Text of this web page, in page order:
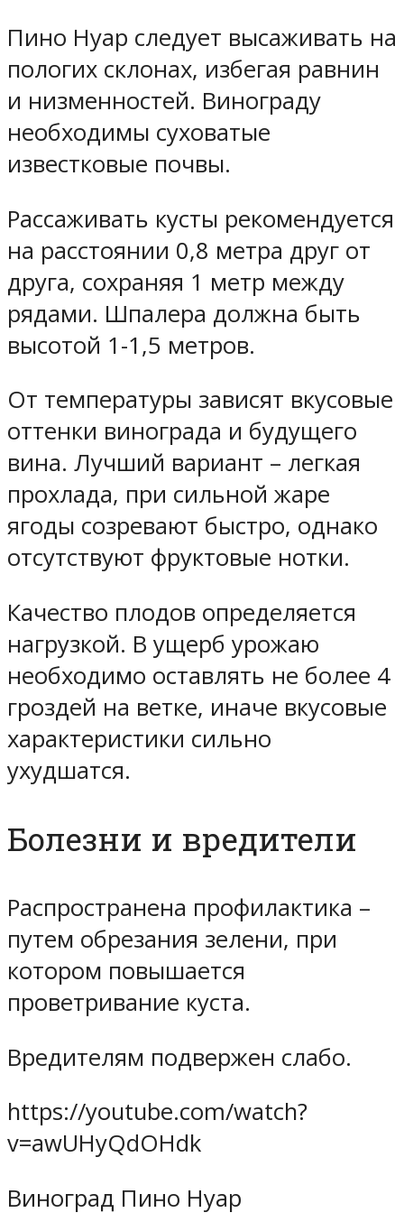
Пино Нуар следует высаживать на
пологих склонах, избегая равнин
и низменностей. Винограду
необходимы суховатые
известковые почвы.
Рассаживать кусты рекомендуется
на расстоянии 0,8 метра друг от
друга, сохраняя 1 метр между
рядами. Шпалера должна быть
высотой 1-1,5 метров.
От температуры зависят вкусовые
оттенки винограда и будущего
вина. Лучший вариант – легкая
прохлада, при сильной жаре
ягоды созревают быстро, однако
отсутствуют фруктовые нотки.
Качество плодов определяется
нагрузкой. В ущерб урожаю
необходимо оставлять не более 4
гроздей на ветке, иначе вкусовые
характеристики сильно
ухудшатся.
Болезни и вредители
Распространена профилактика –
путем обрезания зелени, при
котором повышается
проветривание куста.
Вредителям подвержен слабо.
https://youtube.com/watch?
v=awUHyQdOHdk
Виноград Пино Нуар